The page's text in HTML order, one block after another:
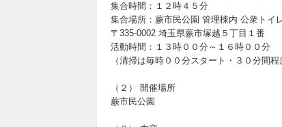
集合時間：１２時４５分
集合場所：蕨市民公園 管理棟内 公衆トイ
〒335-0002 埼玉県蕨市塚越５丁目１番
活動時間：１３時００分～１６時００分
（清掃は毎時００分スタート・３０分間
（２） 開催場所
蕨市民公園